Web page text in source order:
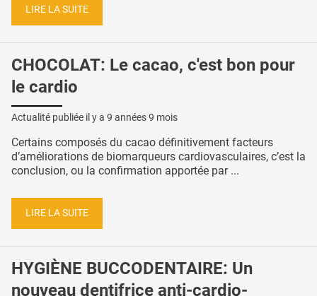
LIRE LA SUITE
CHOCOLAT: Le cacao, c'est bon pour
le cardio
Actualité publiée il y a 9 années 9 mois
Certains composés du cacao définitivement facteurs
d’améliorations de biomarqueurs cardiovasculaires, c’est la
conclusion, ou la confirmation apportée par ...
LIRE LA SUITE
HYGIÈNE BUCCODENTAIRE: Un
nouveau dentifrice anti-cardio-